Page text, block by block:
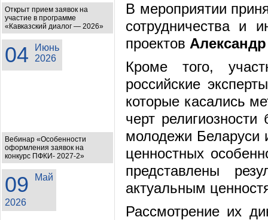
Открыт прием заявок на
участие в программе
«Кавказский диалог — 2026»
04
Июнь
2026
Вебинар «Особенности
оформления заявок на
конкурс ПФКИ- 2027-2»
09 Май
2026
В мероприятии
сотрудничества и
проектов
Кроме того,
российские
которые касались
черт религиозности
молодежи Беларуси
ценностных
представлены
актуальным
Рассмотрение их